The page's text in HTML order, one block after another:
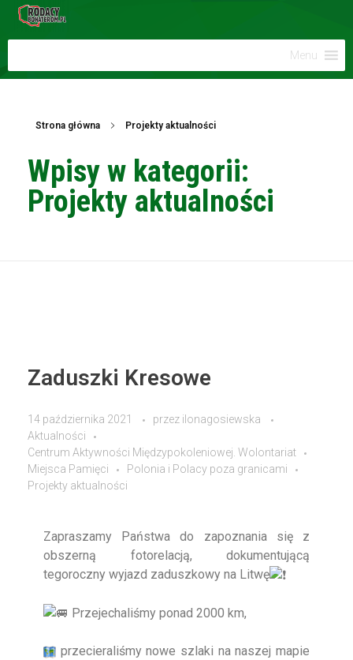
Menu
Strona główna Projekty aktualności
Wpisy w kategorii:
Projekty aktualności
Zaduszki Kresowe
14 października 2021 przez ilonagosiewska
Aktualności
Centrum Aktywności Międzypokoleniowej. Wolontariat
Miejsca Pamięci
Polonia i Polacy poza granicami
Projekty aktualności
Zapraszamy Państwa do zapoznania się z
obszerną fotorelacją, dokumentującą
tegoroczny wyjazd zaduszkowy na Litwę
Przejechaliśmy ponad 2000 km,
przecieraliśmy nowe szlaki na naszej mapie